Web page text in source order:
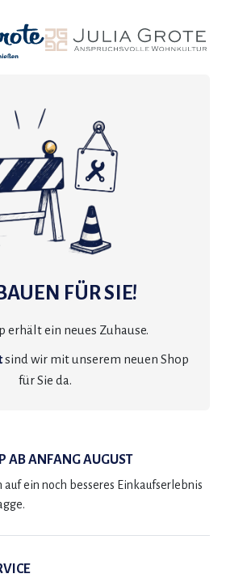
FÜR SIE!
erhält ein neues Zuhause.
sind wir mit unserem neuen Shop
für Sie da.
AB ANFANG AUGUST
auf ein noch besseres Einkaufserlebnis